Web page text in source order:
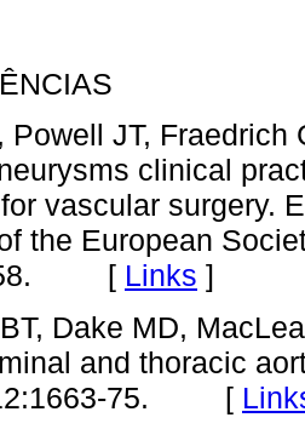
Powell JT,
clinical
vascular surgery.
the European
[ Links ]
Dake MD,
and thoracic
75. [